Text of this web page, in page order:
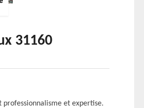
31160
professionnalisme et expertise.